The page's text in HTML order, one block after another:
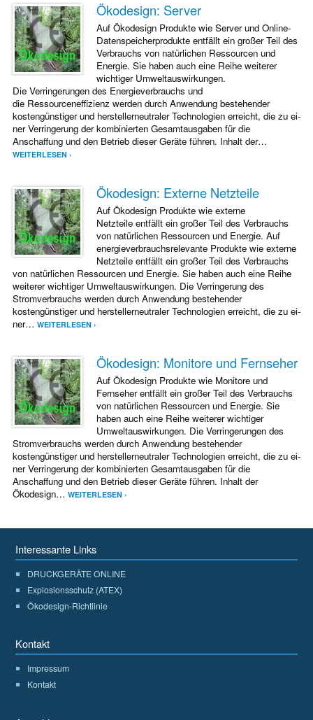
Ökodesign: Server
Auf Ökodesign Produkte wie Server und Online-
Datenspeicherprodukte entfällt ein großer Teil des
Verbrauchs von natürlichen Ressourcen und
Energie. Sie haben auch eine Reihe weiterer
wichtiger Umweltauswirkungen.
Die Verringerungen des Energieverbrauchs und
die Ressourceneffizienz werden durch Anwendung bestehender
kostengünstiger und her­stellerneutraler Technologien erreicht, die zu ei­
ner Verringerung der kombinierten Gesamtausgaben für die
Anschaffung und den Betrieb dieser Geräte führen. Inhalt der…
WEITERLESEN ›
Ökodesign: Externe Netzteile
Auf Ökodesign Produkte wie externe
Netzteile entfällt ein großer Teil des Verbrauchs
von natürlichen Ressourcen und Energie. Auf
energieverbrauchsrelevante Produkte wie externe
Netzteile entfällt ein großer Teil des Verbrauchs
von natürlichen Ressourcen und Energie. Sie haben auch eine Reihe
weiterer wichtiger Umweltauswirkungen. Die Verringerung des
Stromverbrauchs werden durch Anwendung bestehender
kostengünstiger und her­stellerneutraler Technologien erreicht, die zu ei­
ner… WEITERLESEN ›
Ökodesign: Monitore und Fernseher
Auf Ökodesign Produkte wie Monitore und
Fernseher entfällt ein großer Teil des Verbrauchs
von natürlichen Ressourcen und Energie. Sie
haben auch eine Reihe weiterer wichtiger
Umweltauswirkungen. Die Verringerungen des
Stromverbrauchs werden durch Anwendung bestehender
kostengünstiger und her­stellerneutraler Technologien erreicht, die zu ei­
ner Verringerung der kombinierten Gesamtausgaben für die
Anschaffung und den Betrieb dieser Geräte führen. Inhalt der
Ökodesign… WEITERLESEN ›
Interessante Links
DRUCKGERÄTE ONLINE
Explosionsschutz (ATEX)
Ökodesign-Richtlinie
Kontakt
Impressum
Kontakt